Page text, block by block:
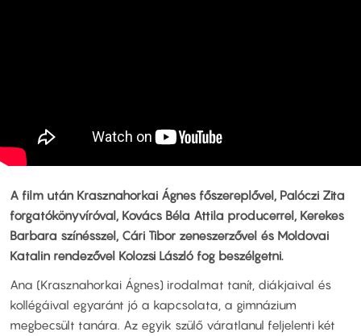
A film után Krasznahorkai Ágnes főszereplővel, Palóczi Zita
forgatókönyvíróval, Kovács Béla Attila producerrel, Kerekes
Barbara színésszel, Cári Tibor zeneszerzővel és Moldovai
Katalin rendezővel Kolozsi László fog beszélgetni.
Ana (Krasznahorkai Ágnes) irodalmat tanít, diákjaival és
kollégáival egyaránt jó a kapcsolata, a gimnázium
megbecsült tanára. Az egyik szülő váratlanul feljelenti két